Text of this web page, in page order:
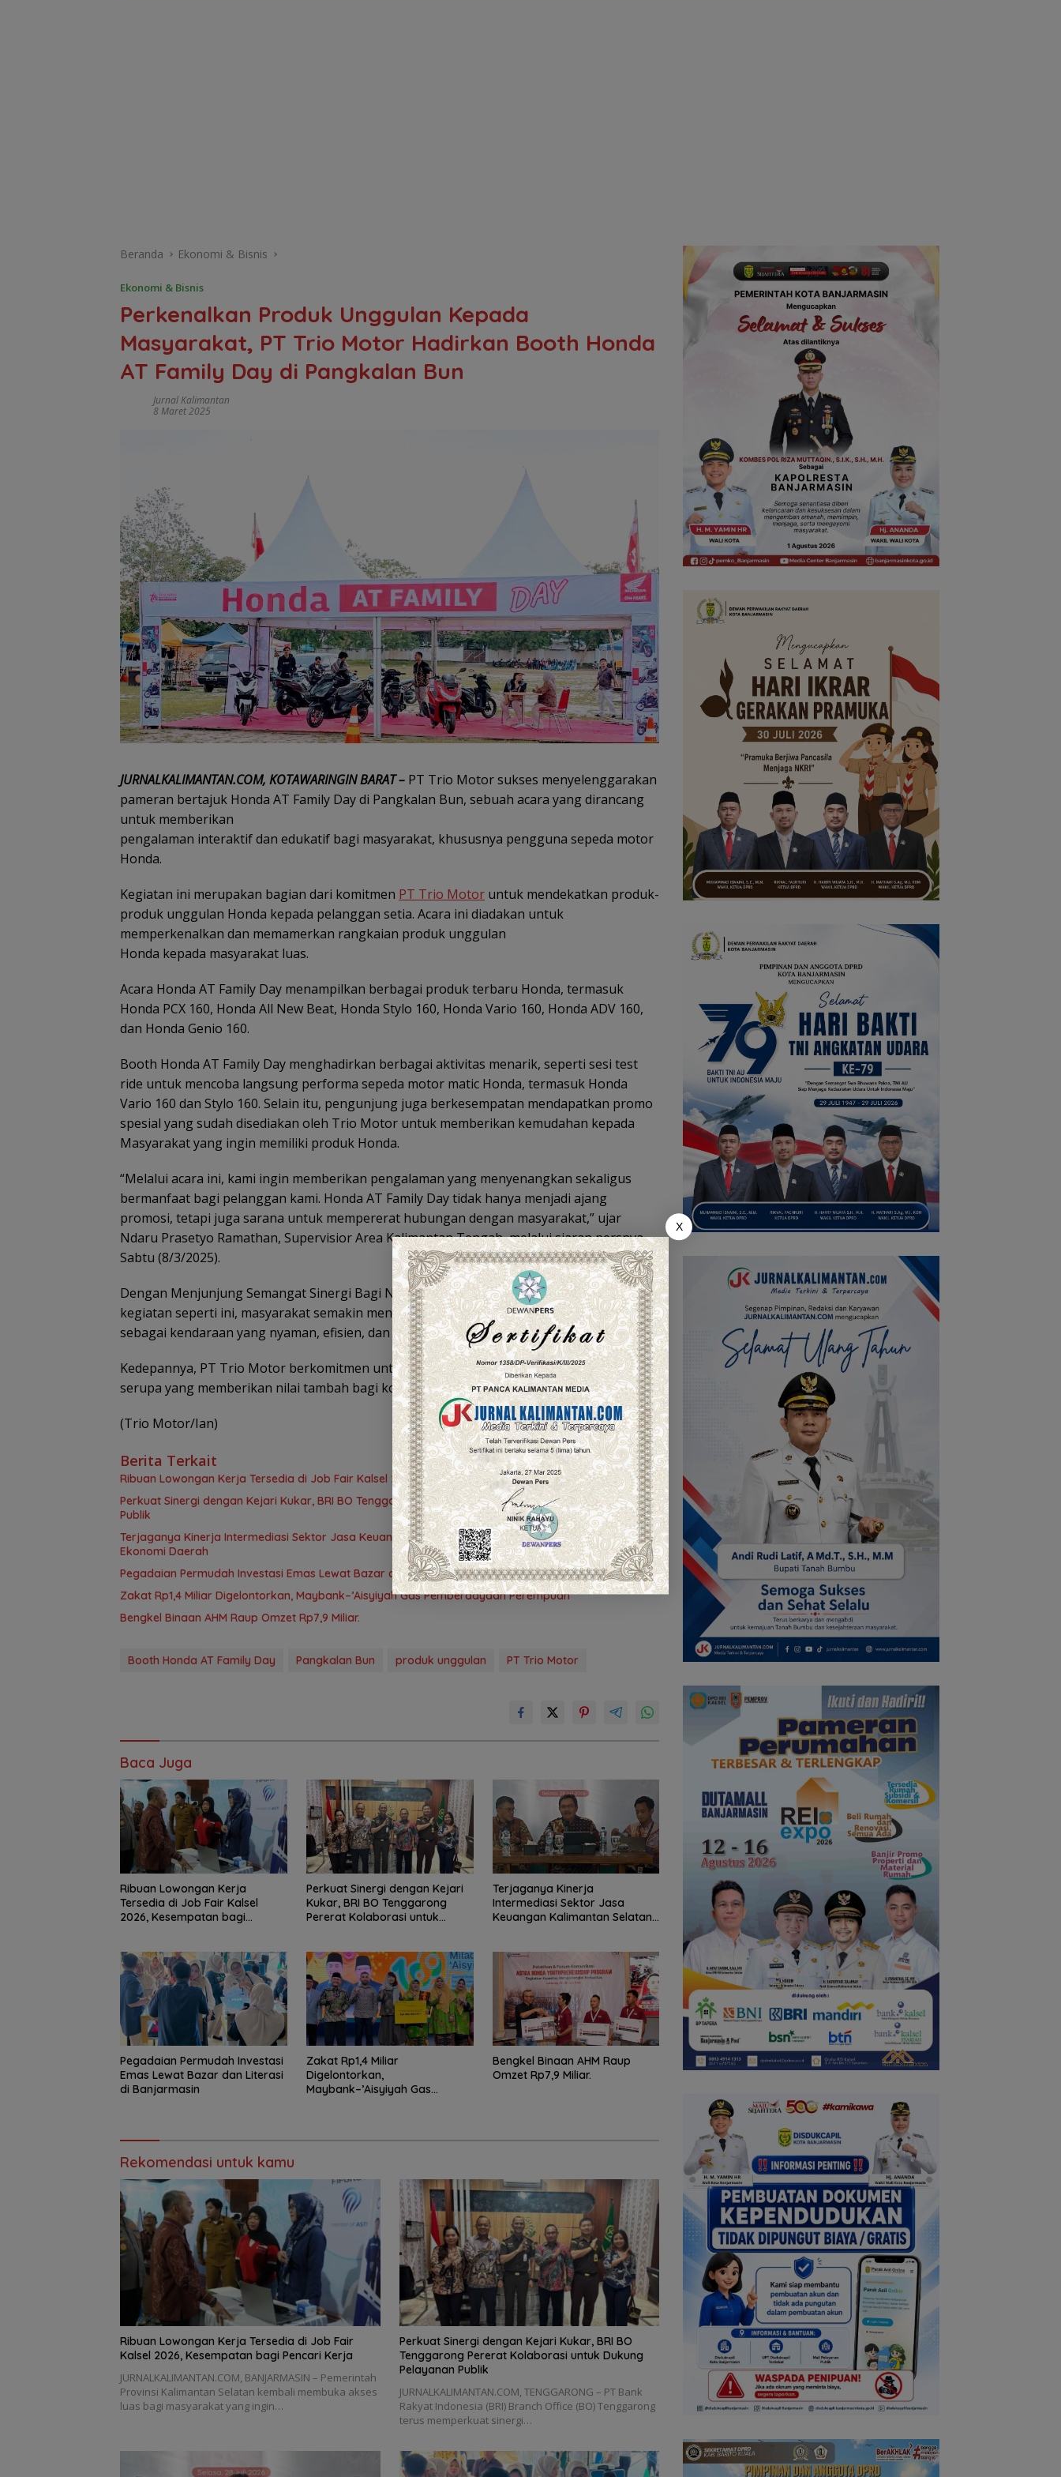
Beranda Ekonomi & Bisnis
Ekonomi & Bisnis
Perkenalkan Produk Unggulan Kepada
Masyarakat, PT Trio Motor Hadirkan Booth Honda
AT Family Day di Pangkalan Bun
Jurnal Kalimantan
8 Maret 2025
JURNALKALIMANTAN.COM, KOTAWARINGIN BARAT – PT Trio Motor sukses menyelenggarakan
pameran bertajuk Honda AT Family Day di Pangkalan Bun, sebuah acara yang dirancang
untuk memberikan
pengalaman interaktif dan edukatif bagi masyarakat, khususnya pengguna sepeda motor
Honda.
Kegiatan ini merupakan bagian dari komitmen PT Trio Motor untuk mendekatkan produk-
produk unggulan Honda kepada pelanggan setia. Acara ini diadakan untuk
memperkenalkan dan memamerkan rangkaian produk unggulan
Honda kepada masyarakat luas.
Acara Honda AT Family Day menampilkan berbagai produk terbaru Honda, termasuk
Honda PCX 160, Honda All New Beat, Honda Stylo 160, Honda Vario 160, Honda ADV 160,
dan Honda Genio 160.
Booth Honda AT Family Day menghadirkan berbagai aktivitas menarik, seperti sesi test
ride untuk mencoba langsung performa sepeda motor matic Honda, termasuk Honda
Vario 160 dan Stylo 160. Selain itu, pengunjung juga berkesempatan mendapatkan promo
spesial yang sudah disediakan oleh Trio Motor untuk memberikan kemudahan kepada
Masyarakat yang ingin memiliki produk Honda.
“Melalui acara ini, kami ingin memberikan pengalaman yang menyenangkan sekaligus
bermanfaat bagi pelanggan kami. Honda AT Family Day tidak hanya menjadi ajang
promosi, tetapi juga sarana untuk mempererat hubungan dengan masyarakat,” ujar
Ndaru Prasetyo Ramathan, Supervisior Area Kalimantan Tengah, melalui siaran persnya,
Sabtu (8/3/2025).
Dengan Menjunjung Semangat Sinergi Bagi Negeri, PT Trio Motor berharap melalui
kegiatan seperti ini, masyarakat semakin mengenal keunggulan sepeda motor Honda
sebagai kendaraan yang nyaman, efisien, dan sesuai dengan kebutuhan sehari-hari.
Kedepannya, PT Trio Motor berkomitmen untuk terus menghadirkan program-program
serupa yang memberikan nilai tambah bagi konsumen setia Honda.
(Trio Motor/Ian)
Berita Terkait
Ribuan Lowongan Kerja Tersedia di Job Fair Kalsel 2026, Kesempatan bagi Pencari Kerja
Perkuat Sinergi dengan Kejari Kukar, BRI BO Tenggarong Pererat Kolaborasi untuk Dukung Pelayanan
Publik
Terjaganya Kinerja Intermediasi Sektor Jasa Keuangan Kalimantan Selatan, Mendukung Pertumbuhan
Ekonomi Daerah
Pegadaian Permudah Investasi Emas Lewat Bazar dan Literasi di Banjarmasin
Zakat Rp1,4 Miliar Digelontorkan, Maybank–’Aisyiyah Gas Pemberdayaan Perempuan
Bengkel Binaan AHM Raup Omzet Rp7,9 Miliar.
Booth Honda AT Family Day Pangkalan Bun produk unggulan PT Trio Motor
Baca Juga
Ribuan Lowongan Kerja
Tersedia di Job Fair Kalsel
2026, Kesempatan bagi
Perkuat Sinergi dengan Kejari
Kukar, BRI BO Tenggarong
Pererat Kolaborasi untuk
Terjaganya Kinerja
Intermediasi Sektor Jasa
Keuangan Kalimantan Selatan,
Pegadaian Permudah Investasi
Emas Lewat Bazar dan Literasi
di Banjarmasin
Zakat Rp1,4 Miliar
Digelontorkan,
Maybank–’Aisyiyah Gas
Bengkel Binaan AHM Raup
Omzet Rp7,9 Miliar.
Rekomendasi untuk kamu
Ribuan Lowongan Kerja Tersedia di Job Fair
Kalsel 2026, Kesempatan bagi Pencari Kerja
JURNALKALIMANTAN.COM, BANJARMASIN – Pemerintah
Provinsi Kalimantan Selatan kembali membuka akses
luas bagi masyarakat yang ingin…
Perkuat Sinergi dengan Kejari Kukar, BRI BO
Tenggarong Pererat Kolaborasi untuk Dukung
Pelayanan Publik
JURNALKALIMANTAN.COM, TENGGARONG – PT Bank
Rakyat Indonesia (BRI) Branch Office (BO) Tenggarong
terus memperkuat sinergi…
X